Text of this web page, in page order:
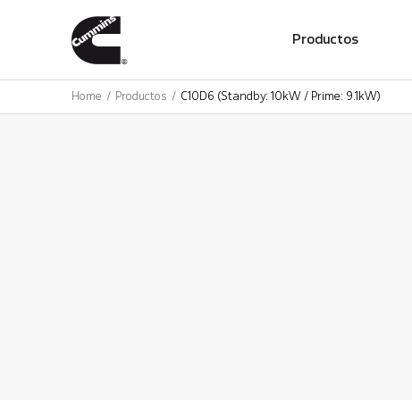
Productos
Home Productos C10D6 (Standby: 10kW / Prime: 9.1kW)